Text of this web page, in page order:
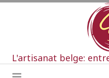
L'artisanat belge: